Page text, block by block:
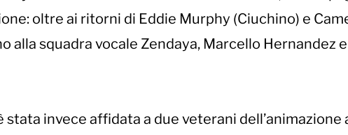
oltre ai ritorni di Eddie Murphy (Ciuchino) e
alla squadra vocale Zendaya, Marcello Hernandez
stata invece affidata a due veterani dell’animazione